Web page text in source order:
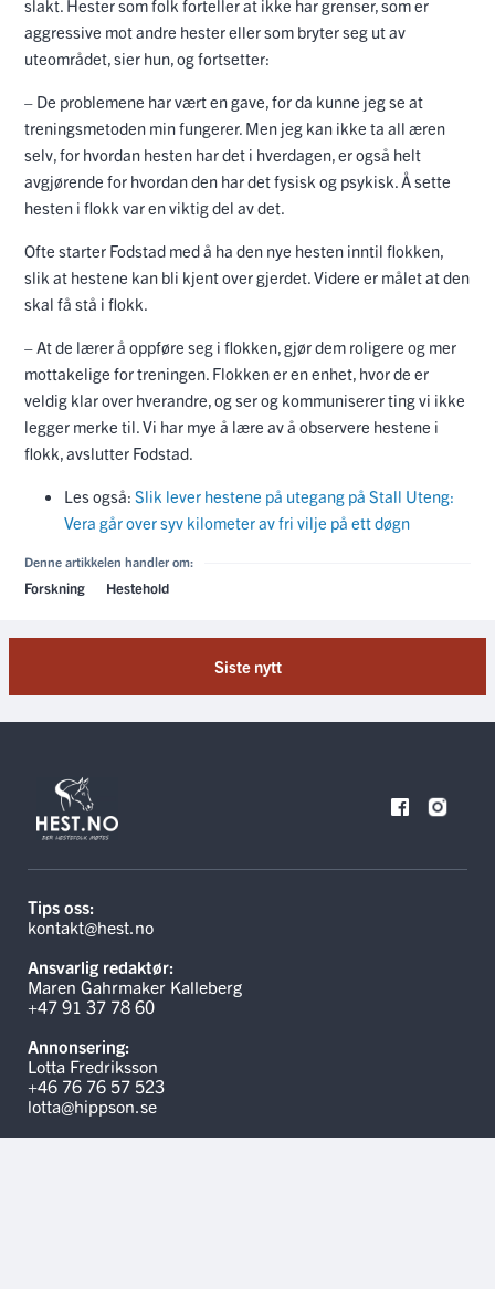
slakt. Hester som folk forteller at ikke har grenser, som er
aggressive mot andre hester eller som bryter seg ut av
uteområdet, sier hun, og fortsetter:
– De problemene har vært en gave, for da kunne jeg se at
treningsmetoden min fungerer. Men jeg kan ikke ta all æren
selv, for hvordan hesten har det i hverdagen, er også helt
avgjørende for hvordan den har det fysisk og psykisk. Å sette
hesten i flokk var en viktig del av det.
Ofte starter Fodstad med å ha den nye hesten inntil flokken,
slik at hestene kan bli kjent over gjerdet. Videre er målet at den
skal få stå i flokk.
– At de lærer å oppføre seg i flokken, gjør dem roligere og mer
mottakelige for treningen. Flokken er en enhet, hvor de er
veldig klar over hverandre, og ser og kommuniserer ting vi ikke
legger merke til. Vi har mye å lære av å observere hestene i
flokk, avslutter Fodstad.
Les også: Slik lever hestene på utegang på Stall Uteng:
Vera går over syv kilometer av fri vilje på ett døgn
Denne artikkelen handler om:
Forskning Hestehold
Siste nytt
Tips oss:
kontakt@hest.no
Ansvarlig redaktør:
Maren Gahrmaker Kalleberg
+47 91 37 78 60
Annonsering:
Lotta Fredriksson
+46 76 76 57 523
lotta@hippson.se